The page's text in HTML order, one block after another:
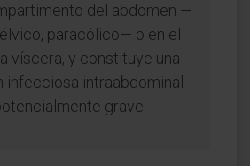
del abdomen —
paracólico— o en el
víscera, y constituye una
intraabdominal
grave.